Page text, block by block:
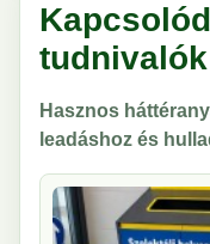
tudnivalók
Hasznos
leadáshoz és